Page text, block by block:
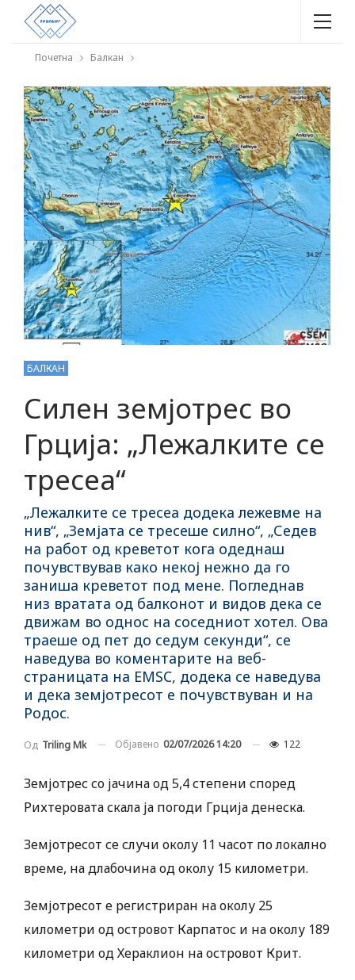
Почетна Балкан
БАЛКАН
Силен земјотрес во
Грција: „Лежалките се
тресеа“
„Лежалките се тресеа додека лежевме на
нив“, „Земјата се тресеше силно“, „Седев
на работ од креветот кога одеднаш
почувствував како некој нежно да го
заниша креветот под мене. Погледнав
низ вратата од балконот и видов дека се
движам во однос на соседниот хотел. Ова
траеше од пет до седум секунди“, се
наведува во коментарите на веб-
страницата на EMSC, додека се наведува
и дека земјотресот е почувствуван и на
Родос.
Од Triling Mk Објавено 02/07/2026 14:20 122
Земјотрес со јачина од 5,4 степени според
Рихтеровата скала ја погоди Грција денеска.
Земјотресот се случи околу 11 часот по локално
време, на длабочина од околу 15 километри.
Земјотресот е регистриран на околу 25
километри од островот Карпатос и на околу 189
километри од Хераклион на островот Крит.